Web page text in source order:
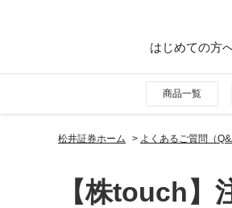
はじめての方
商品一覧
松井証券ホーム > よくあるご質問（
【株touch】